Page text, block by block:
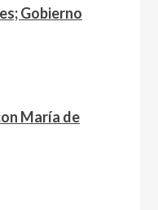
Gobierno
María de